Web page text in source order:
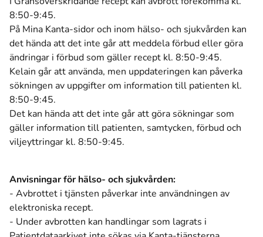
8:50-9:45.
På Mina Kanta-sidor och inom hälso- och sjukvården kan
det hända att det inte går att meddela förbud eller göra
ändringar i förbud som gäller recept kl. 8:50-9:45.
Kelain går att använda, men uppdateringen kan påverka
sökningen av uppgifter om information till patienten kl.
8:50-9:45.
Det kan hända att det inte går att göra sökningar som
gäller information till patienten, samtycken, förbud och
viljeyttringar kl. 8:50-9:45.
Anvisningar för hälso- och sjukvården:
- Avbrottet i tjänsten påverkar inte användningen av
elektroniska recept.
- Under avbrotten kan handlingar som lagrats i